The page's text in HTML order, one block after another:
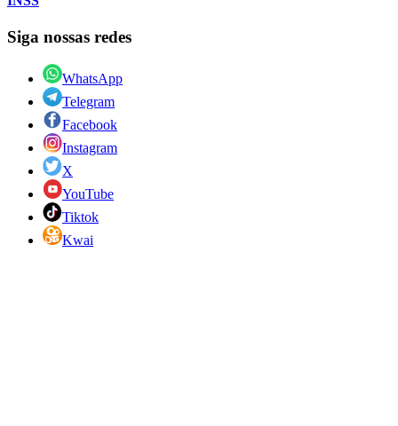
Siga nossas redes
WhatsApp
Telegram
Facebook
Instagram
X
YouTube
Tiktok
Kwai